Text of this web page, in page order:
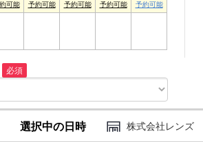
必須
選択中の日時 株式会社レンズ